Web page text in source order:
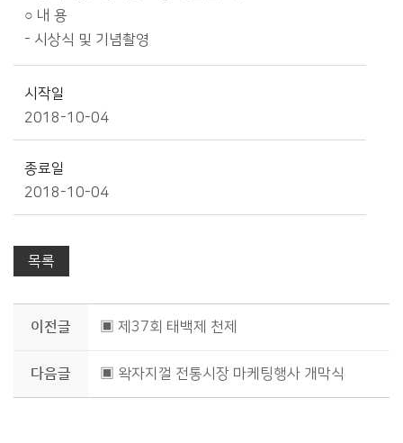
○ 내 용
- 시상식 및 기념촬영
시작일
2018-10-04
종료일
2018-10-04
목록
이전글 ▣ 제37회 태백제 천제
다음글 ▣ 왁자지껄 전통시장 마케팅행사 개막식